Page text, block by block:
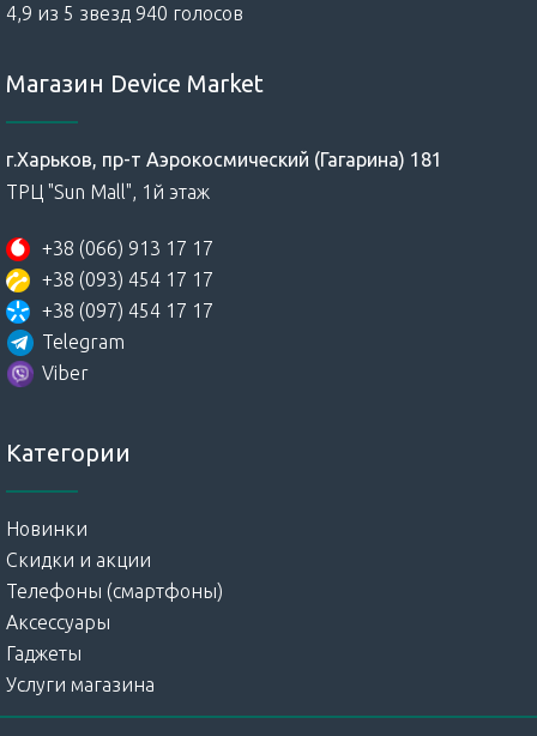
4,9 из 5 звезд 940 голосов
Магазин Device Market
г.Харьков, пр-т Аэрокосмический (Гагарина) 181
ТРЦ "Sun Mall", 1й этаж
+38 (066) 913 17 17
+38 (093) 454 17 17
+38 (097) 454 17 17
Telegram
Viber
Категории
Новинки
Скидки и акции
Телефоны (смартфоны)
Аксессуары
Гаджеты
Услуги магазина